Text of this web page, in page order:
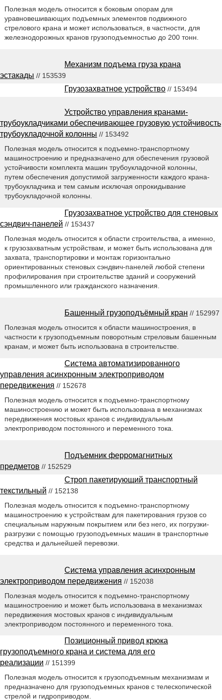
Полезная модель относится к боковым опорам для
уравновешивающих подъемных элементов подвижного
стрелового крана и может использоваться, в частности, для
железнодорожных кранов грузоподъемностью до 200 тонн.
Механизм подъема груза крана
эстакады // 153539
Грузозахватное устройство // 153494
Устройство управления кранами-
трубоукладчиками обеспечивающее грузовую устойчивость
трубоукладочной колонны // 153492
Полезная модель относится к подъемно-транспортному
машиностроению и предназначено для обеспечения грузовой
устойчивости комплекта машин трубоукладочной колонны,
путем обеспечения допустимой загруженности каждого крана-
трубоукладчика и тем самым исключая опрокидывание
трубоукладочной колонны.
Грузозахватное устройство для стеновых
сэндвич-панелей // 153437
Полезная модель относится к области строительства, а именно,
к грузозахватным устройствам, и может быть использована для
захвата, транспортировки и монтаж горизонтально
ориентированных стеновых сэндвич-панелей любой степени
профилирования при строительстве зданий и сооружений
промышленного или гражданского назначения.
Башенный грузоподъёмный кран // 152997
Полезная модель относится к области машиностроения, в
частности к грузоподъемным поворотным стреловым башенным
кранам, и может быть использована в строительстве.
Система автоматизированного
управления асинхронным электроприводом
передвижения // 152678
Полезная модель относится к подъемно-транспортному
машиностроению и может быть использована в механизмах
передвижения мостовых кранов с индивидуальным
электроприводом постоянного и переменного тока.
Подъемник ферромагнитных
предметов // 152529
Строп пакетирующий транспортный
текстильный // 152138
Полезная модель относится к подъемно-транспортному
машиностроению к устройствам для пакетирования грузов со
специальным наружным покрытием или без него, их погрузки-
разгрузки с помощью грузоподъемных машин в транспортные
средства и дальнейшей перевозки.
Система управления асинхронным
электроприводом передвижения // 152038
Полезная модель относится к подъемно-транспортному
машиностроению и может быть использована в механизмах
передвижения мостовых кранов с индивидуальным
электроприводом постоянного и переменного тока.
Позиционный привод крюка
грузоподъемного крана и система для его
реализации // 151399
Полезная модель относится к грузоподъемным механизмам и
предназначено для грузоподъемных кранов с телескопической
стрелой и гидроприводом.